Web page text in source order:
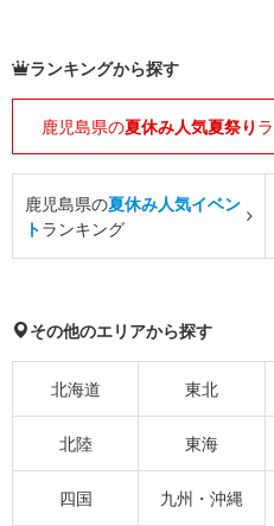
ランキングから探す
鹿児島県の夏休み人気夏祭り
鹿児島県の夏休み人気イベン
トランキング
その他のエリアから探す
北海道 東北
北陸 東海
四国 九州・沖縄